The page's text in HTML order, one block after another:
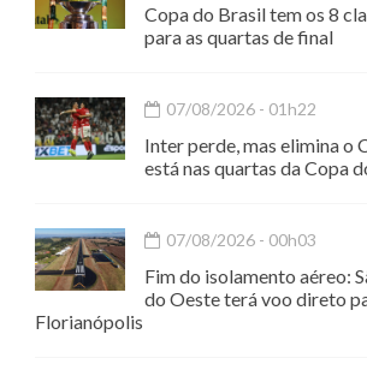
Copa do Brasil tem os 8
para as quartas de final
07/08/2026 - 01h22
Inter perde, mas elimina o
está nas quartas da Copa
07/08/2026 - 00h03
Fim do isolamento aéreo:
do Oeste terá voo direto
Florianópolis